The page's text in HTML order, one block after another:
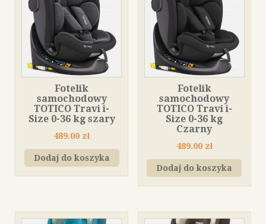
Fotelik
samochodowy
TOTICO Travi i-
Size 0-36 kg szary
489.00 zł
Dodaj do koszyka
Fotelik
samochodowy
TOTICO Travi i-
Size 0-36 kg
Czarny
489.00 zł
Dodaj do koszyka